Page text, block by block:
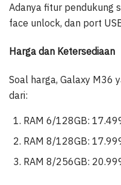
Adanya fitur pendukung
face unlock, dan port
Harga dan Ketersediaan
Soal harga, Galaxy M36
dari:
RAM 6/128GB:
RAM 8/128GB:
RAM 8/256GB: